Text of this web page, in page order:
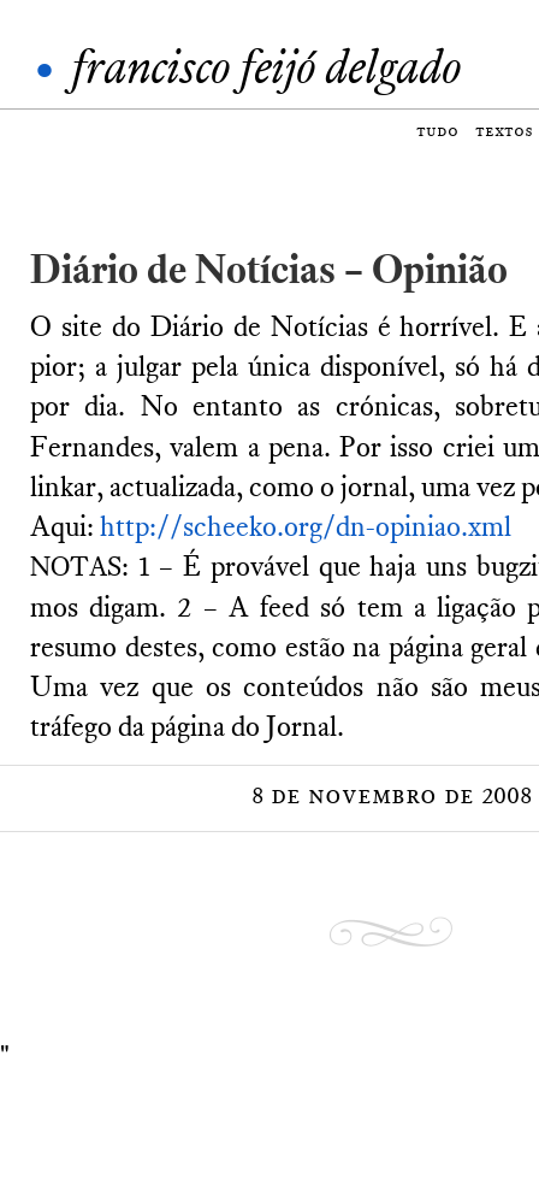
• francisco feijó delgado
tudo textos
Diário de Notícias – Opinião
O site do Diário de Notícias é horrível. E
pior; a julgar pela única disponível, só há
por dia. No entanto as crónicas,
Fernandes, valem a pena. Por isso criei
linkar, actualizada, como o jornal, uma vez
Aqui: http://scheeko.org/dn-opiniao.xml
NOTAS: 1 – É provável que haja uns
mos digam. 2 – A feed só tem a ligação
resumo destes, como estão na página
Uma vez que os conteúdos não são
tráfego da página do Jornal.
8 de novembro de 2008
"